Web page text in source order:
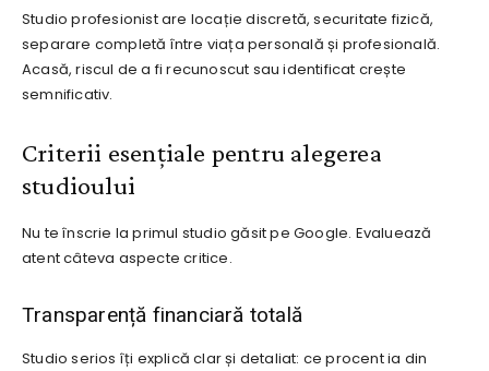
Studio profesionist are locație discretă, securitate fizică,
separare completă între viața personală și profesională.
Acasă, riscul de a fi recunoscut sau identificat crește
semnificativ.
Criterii esențiale pentru alegerea
studioului
Nu te înscrie la primul studio găsit pe Google. Evaluează
atent câteva aspecte critice.
Transparență financiară totală
Studio serios îți explică clar și detaliat: ce procent ia din